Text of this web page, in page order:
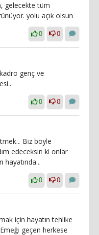
gelecekte tüm
yolu açık olsun
0 0
genç ve
0 0
Biz böyle
edeceksin ki onlar
hayatında...
0 0
için hayatın tehlike
geçen herkese